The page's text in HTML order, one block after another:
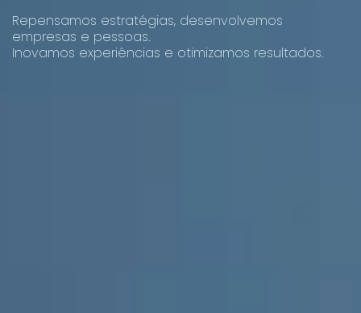
Repensamos estratégias, desenvolvemos
empresas e pessoas.
Inovamos experiências e otimizamos resultados.